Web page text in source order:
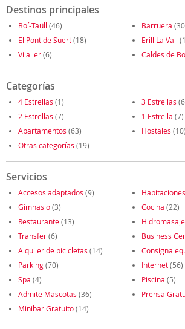
Destinos principales
Boí-Taüll (46) Barruera
El Pont de Suert(18) Erill La Vall
Vilaller(6) Caldes de
Categorías
4 Estrellas (1) 3 Estrellas
2 Estrellas (7) 1 Estrella (7)
Apartamentos (63) Hostales (10)
Otras categorías (19)
Servicios
Accesos adaptados (9)
Gimnasio(3) Cocina (22)
Restaurante(13) Hidromasaje
Transfer(6) Business
Alquiler de bicicletas (14) Consigna
Parking(70) Internet(56)
Spa (4) Piscina (5)
Admite Mascotas (36) Prensa
Minibar Gratuito(14)